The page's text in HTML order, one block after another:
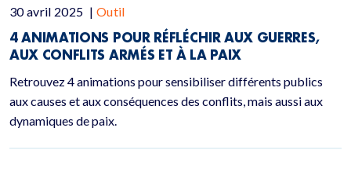
30 avril 2025 | Outil
4 ANIMATIONS POUR RÉFLÉCHIR AUX GUERRES,
AUX CONFLITS ARMÉS ET À LA PAIX
Retrouvez 4 animations pour sensibiliser différents publics
aux causes et aux conséquences des conflits, mais aussi aux
dynamiques de paix.